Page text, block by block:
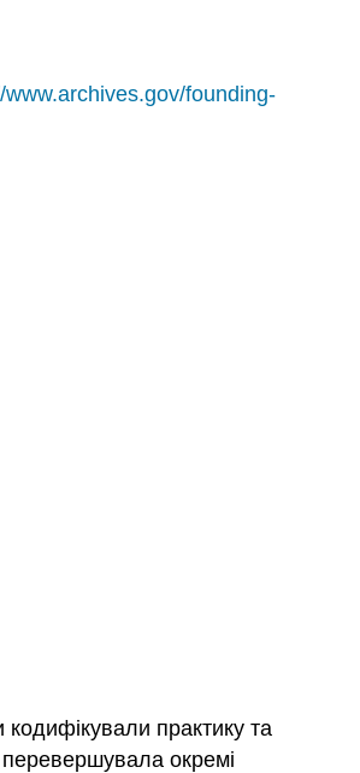
www.archives.gov/founding-
практику та
окремі